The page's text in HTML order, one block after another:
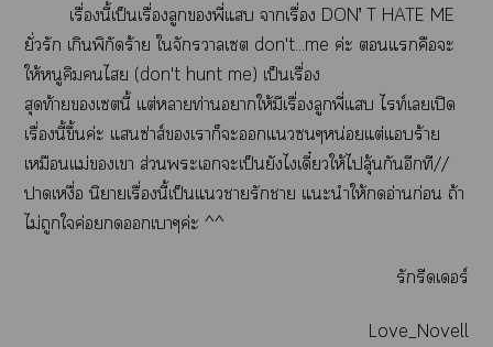
เรื่องนี้เป็นเรื่องลูกพี่แ าเรื่อง DON’ T HATE ME
ยั่วรัก เกินพิกัดร้าย ใจักรวาลเ don't...me ค่ะ แคือะ
ให้หนูคิมไ (don't hunt me) เป็นเรื่อง
สุดท้ายเนี้ แต่าท่านาให้มีเรื่องลูกพี่แ ไท์เเปิด
เรื่องนี้ขึ้นค่ะ แซ่าส์เาก็ะแๆหน่อยแต่แร้าย
เหมือนแม่เา ส่วนะเะเป็นยังไเดี๋ยวให้ไลุ้นกันอีกที//
าเหงื่อ นิยายเรื่องนี้เป็นแารักา แะนำให้อ่านก่อน ถ้า
ไม่ถูกใค่อยเาๆค่ะ ^^
รักรีดเอร์
Love_Novell